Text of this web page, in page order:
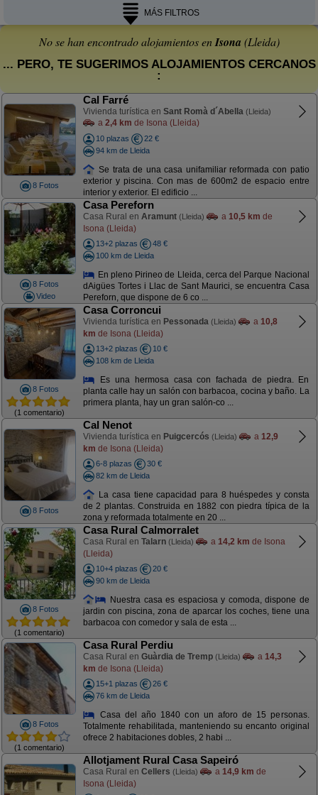
MÁS FILTROS
No se han encontrado alojamientos enIsona (Lleida)
... PERO, TE SUGERIMOS ALOJAMIENTOS CERCANOS
:
8 Fotos
Cal Farré
Vivienda turística en Sant Romà d´Abella (Lleida)
a 2,4 km de Isona (Lleida)
10 plazas
22 €
94 km de Lleida
Se trata de una casa unifamiliar reformada con patio
exterior y piscina. Con mas de 600m2 de espacio entre
interior y exterior. El edificio ...
8 Fotos
Video
Casa Pereforn
Casa Rural en Aramunt (Lleida) a 10,5 km de
Isona (Lleida)
13+2 plazas
48 €
100 km de Lleida
En pleno Pirineo de Lleida, cerca del Parque Nacional
dAigües Tortes i Llac de Sant Maurici, se encuentra Casa
Pereforn, que dispone de 6 co ...
8 Fotos
(1 comentario)
Casa Corroncui
Vivienda turística en Pessonada (Lleida) a 10,8
km de Isona (Lleida)
13+2 plazas
10 €
108 km de Lleida
Es una hermosa casa con fachada de piedra. En
planta calle hay un salón con barbacoa, cocina y baño. La
primera planta, hay un gran salón-co ...
8 Fotos
Cal Nenot
Vivienda turística en Puigcercós (Lleida) a 12,9
km de Isona (Lleida)
6-8 plazas
30 €
82 km de Lleida
La casa tiene capacidad para 8 huéspedes y consta
de 2 plantas. Construida en 1882 con piedra típica de la
zona y reformada totalmente en 20 ...
8 Fotos
(1 comentario)
Casa Rural Calmorralet
Casa Rural en Talarn (Lleida) a 14,2 km de Isona
(Lleida)
10+4 plazas
20 €
90 km de Lleida
Nuestra casa es espaciosa y comoda, dispone de
jardin con piscina, zona de aparcar los coches, tiene una
barbacoa con comedor y sala de esta ...
8 Fotos
(1 comentario)
Casa Rural Perdiu
Casa Rural en Guàrdia de Tremp (Lleida) a 14,3
km de Isona (Lleida)
15+1 plazas
26 €
76 km de Lleida
Casa del año 1840 con un aforo de 15 personas.
Totalmente rehabilitada, manteniendo su encanto original
ofrece 2 habitaciones dobles, 2 habi ...
Allotjament Rural Casa Sapeiró
Casa Rural en Cellers (Lleida) a 14,9 km de
Isona (Lleida)